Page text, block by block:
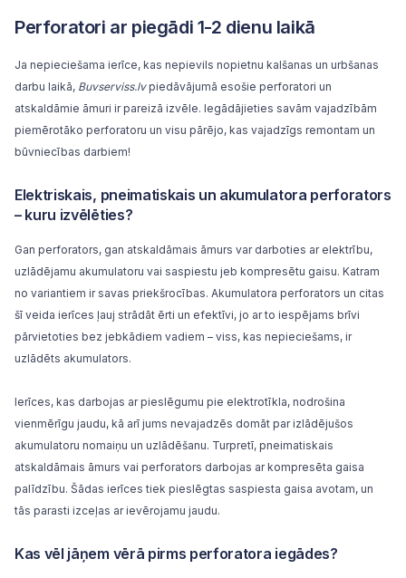
Perforatori ar piegādi 1-2 dienu laikā
Ja nepieciešama ierīce, kas nepievils nopietnu kalšanas un urbšanas
darbu laikā, Buvserviss.lvpiedāvājumā esošie perforatori un
atskaldāmie āmuri ir pareizā izvēle. Iegādājieties savām vajadzībām
piemērotāko perforatoru un visu pārējo, kas vajadzīgs remontam un
būvniecības darbiem!
Elektriskais, pneimatiskais un akumulatora perforators
– kuru izvēlēties?
Gan perforators, gan atskaldāmais āmurs var darboties ar elektrību,
uzlādējamu akumulatoru vai saspiestu jeb kompresētu gaisu. Katram
no variantiem ir savas priekšrocības. Akumulatora perforators un citas
šī veida ierīces ļauj strādāt ērti un efektīvi, jo ar to iespējams brīvi
pārvietoties bez jebkādiem vadiem – viss, kas nepieciešams, ir
uzlādēts akumulators.
Ierīces, kas darbojas ar pieslēgumu pie elektrotīkla, nodrošina
vienmērīgu jaudu, kā arī jums nevajadzēs domāt par izlādējušos
akumulatoru nomaiņu un uzlādēšanu. Turpretī, pneimatiskais
atskaldāmais āmurs vai perforators darbojas ar kompresēta gaisa
palīdzību. Šādas ierīces tiek pieslēgtas saspiesta gaisa avotam, un
tās parasti izceļas ar ievērojamu jaudu.
Kas vēl jāņem vērā pirms perforatora iegādes?